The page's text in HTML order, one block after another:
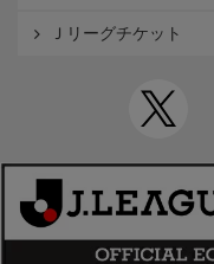
Ｊリーグチケット